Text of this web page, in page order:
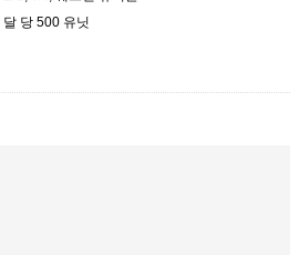
달 당 500 유닛